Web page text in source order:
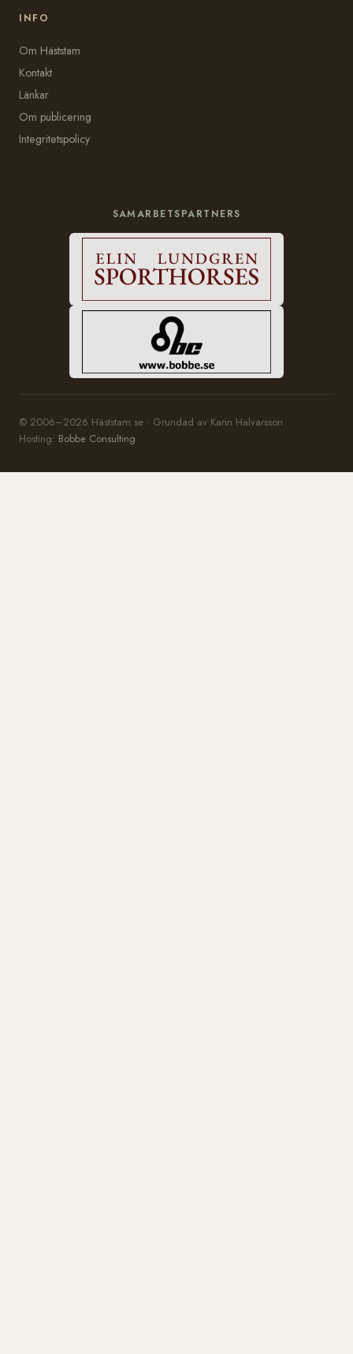
INFO
Om Häststam
Kontakt
Länkar
Om publicering
Integritetspolicy
SAMARBETSPARTNERS
© 2006–2026 Häststam.se · Grundad av Karin Halvarsson
Hosting: Bobbe Consulting